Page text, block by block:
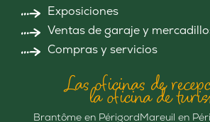
Exposiciones
Ventas de garaje y
Compras y servicios
Las oficinas de
la oficina de
Brantôme en PérigordMareuil en